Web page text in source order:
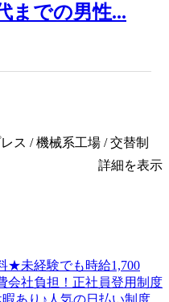
までの男性...
ス / 機械系工場 / 交替制
詳細を表示